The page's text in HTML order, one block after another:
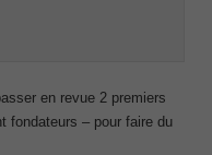
en revue 2 premiers
fondateurs – pour faire du